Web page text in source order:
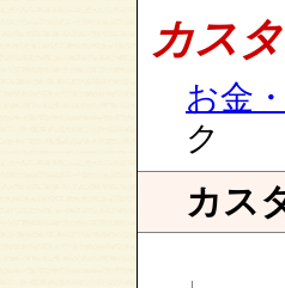
カス
お金
ク
カス